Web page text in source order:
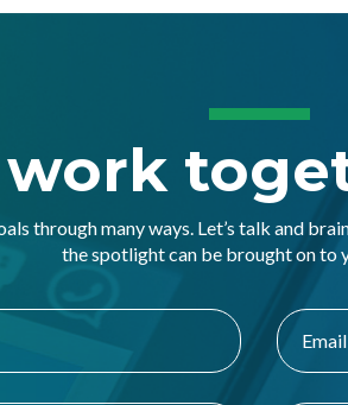
work
through many ways. Let’s talk and
the spotlight can be brought on to